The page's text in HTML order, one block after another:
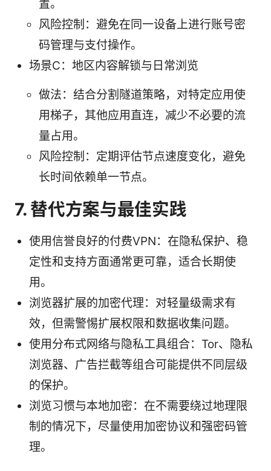
置。
风险控制：避免在同一设备上进行账号密
码管理与支付操作。
场景C：地区内容解锁与日常浏览
做法：结合分割隧道策略，对特定应用使
用梯子，其他应用直连，减少不必要的流
量占用。
风险控制：定期评估节点速度变化，避免
长时间依赖单一节点。
7. 替代方案与最佳实践
使用信誉良好的付费VPN：在隐私保护、稳
定性和支持方面通常更可靠，适合长期使
用。
浏览器扩展的加密代理：对轻量级需求有
效，但需警惕扩展权限和数据收集问题。
使用分布式网络与隐私工具组合：Tor、隐私
浏览器、广告拦截等组合可能提供不同层级
的保护。
浏览习惯与本地加密：在不需要绕过地理限
制的情况下，尽量使用加密协议和强密码管
理。